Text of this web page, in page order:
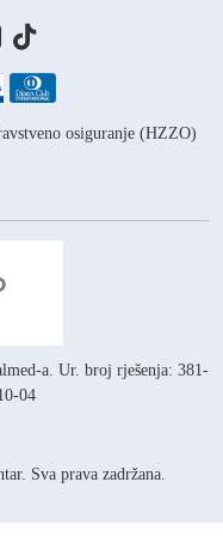
Sva prava zadržana.
osiguranje (HZZO)
a. Ur. broj rješenja: 381-
04